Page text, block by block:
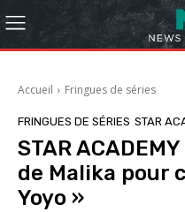
Accueil Fringues de séries
FRINGUES DE SÉRIES STAR
STAR
de Malika pour
Yoyo »